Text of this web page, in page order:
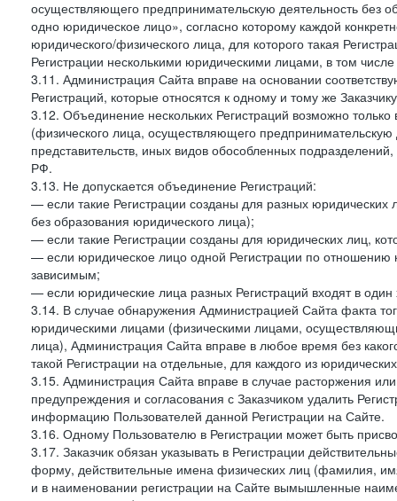
осуществляющего предпринимательскую деятельность без
одно юридическое лицо», согласно которому каждой
юридического/физического лица, для которого такая
Регистрации несколькими юридическими лицами, в том
3.11. Администрация Сайта вправе на основании
Регистраций, которые относятся к одному и тому же
3.12. Объединение нескольких Регистраций возможно
(физического лица, осуществляющего
представительств, иных видов обособленных
РФ.
3.13. Не допускается объединение Регистраций:
— если такие Регистрации созданы для разных
без образования юридического лица);
— если такие Регистрации созданы для юридических лиц,
— если юридическое лицо одной Регистрации по отношению
зависимым;
— если юридические лица разных Регистраций входят в
3.14. В случае обнаружения Администрацией Сайта факта
юридическими лицами (физическими лицами,
лица), Администрация Сайта вправе в любое время без
такой Регистрации на отдельные, для каждого из
3.15. Администрация Сайта вправе в случае расторжения
предупреждения и согласования с Заказчиком удалить
информацию Пользователей данной Регистрации на Сайте.
3.16. Одному Пользователю в Регистрации может быть
3.17. Заказчик обязан указывать в Регистрации
форму, действительные имена физических лиц (фамилия,
и в наименовании регистрации на Сайте вымышленные